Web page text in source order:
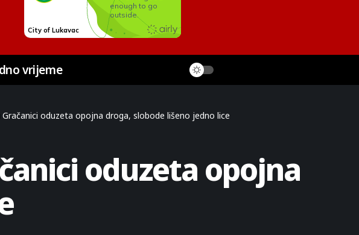
vrijeme
Gračanici oduzeta opojna droga, slobode lišeno jedno lice
oduzeta opojna